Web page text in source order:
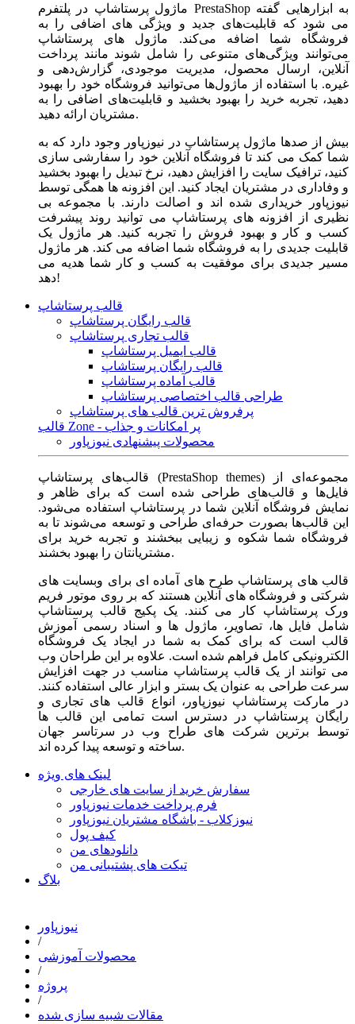
ماژول‌ پرستاشاپ در پلتفرم PrestaShop به ابزارهایی گفته
می شود که قابلیت‌های جدید و ویژگی های اضافی را به
فروشگاه شما اضافه می‌کند. ماژول های پرستاشاپ
می‌توانند ویژگی‌های متنوعی را شامل شوند مانند پرداخت
آنلاین، ارسال محصول، مدیریت موجودی، گزارش‌دهی و
غیره. با استفاده از ماژول‌ها می‌توانید فروشگاه خود را بهبود
دهید، تجربه خرید را بهبود بخشید و قابلیت‌های اضافی را به
مشتریان ارائه دهید.
بیش از صدها ماژول پرستاشاپ در نیوزپاور وجود دارد که به
شما کمک می کند تا فروشگاه آنلاین خود را سفارشی سازی
کنید، ترافیک سایت را افزایش دهید، نرخ تبدیل را بهبود بخشید
و وفاداری در مشتریان ایجاد کنید. این افزونه ها همگی توسط
نیوزپاور خریداری شده اند و اصالت دارند. با مجموعه بی
نظیری از افزونه های پرستاشاپ می توانید روند پیشرفت
کسب و کار و بهبود فروش را تجربه کنید. هر ماژول یک
قابلیت جدیدی را به فروشگاه شما اضافه می کند. هر ماژول
مسیر جدیدی برای موفقیت به کسب و کار شما هدیه می
دهد!
قالب پرستاشاپ
قالب رایگان پرستاشاپ
قالب تجاری پرستاشاپ
قالب ایمیل پرستاشاپ
قالب رایگان پرستاشاپ
قالب آماده پرستاشاپ
طراحی قالب اختصاصی پرستاشاپ
پرفروش ترین قالب های پرستاشاپ
قالب Zone - پر امکانات و جذاب
محصولات پیشنهادی نیوزپاور
قالب‌های پرستاشاپ (PrestaShop themes) مجموعه‌ای از
فایل‌ها و قالب‌های طراحی شده است که برای ظاهر و
نمایش فروشگاه آنلاین شما در پرستاشاپ استفاده می‌شود.
این قالب‌ها بصورت حرفه‌ای طراحی و توسعه می‌شوند تا به
فروشگاه شما شکوه و زیبایی ببخشند و تجربه خرید برای
مشتریانتان را بهبود بخشند.
قالب های پرستاشاپ طرح های آماده ای برای وبسایت های
شرکتی و فروشگاه های آنلاین هستند که بر روی موتور فریم
ورک پرستاشاپ کار می کنند. یک پکیج قالب پرستاشاپ
شامل فایل ها، تصاویر، ماژول ها و اسناد رسمی آموزش
قالب است که برای کمک به شما در ایجاد یک فروشگاه
الکترونیکی کامل فراهم شده است. علاوه بر این طراحان وب
می توانند از یک قالب پرستاشاپ مناسب در جهت افزایش
سرعت طراحی به عنوان یک بستر و ابزار عالی استفاده کنند.
در مارکت پرستاشاپ نیوزپاور، انواع قالب های تجاری و
رایگان پرستاشاپ در دسترس است تمامی این قالب ها
توسط برترین شرکت های طراح وب در سرتاسر جهان
ساخته و توسعه پیدا کرده اند.
لینک های ویژه
سفارش خرید از سایت های خارجی
فرم پرداخت خدمات نیوزپاور
نیوزکلاب - باشگاه مشتریان نیوزپاور
کیف پول
دانلودهای من
تیکت های پشتیبانی من
بلاگ
نیوزپاور
/
محصولات آموزشی
/
پروژه
/
مقالات شبیه سازی شده